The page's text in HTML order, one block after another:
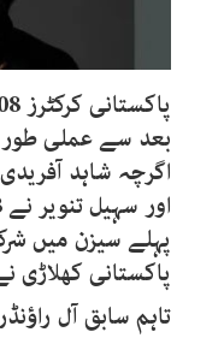
بعد سے عملی طور
اگرچہ شاہد
پہلے سیزن میں
پاکستانی
تاہم سابق آل